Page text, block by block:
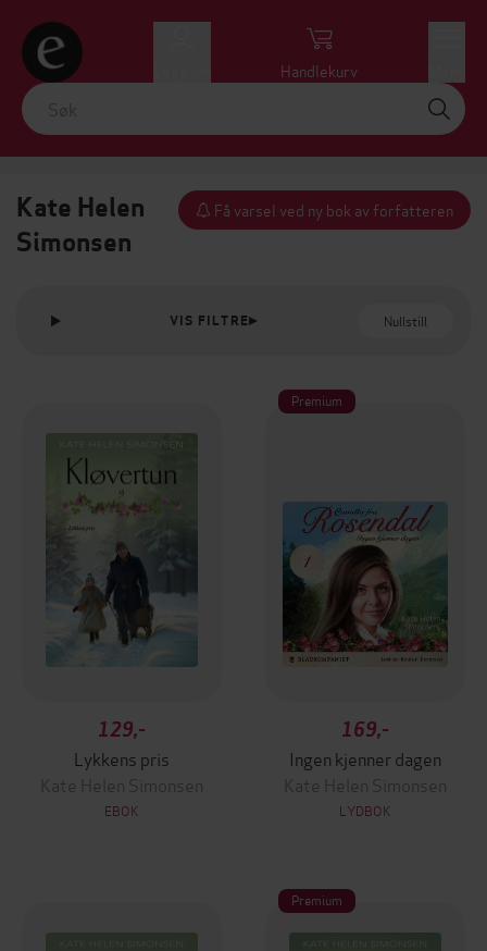
Handlekurv
Kate Helen
Simonsen
Få varsel ved ny bok av forfatteren
VIS FILTRE Nullstill
129,-
Lykkens pris
Kate Helen Simonsen
EBOK
Premium
169,-
Ingen kjenner dagen
Kate Helen Simonsen
LYDBOK
Premium